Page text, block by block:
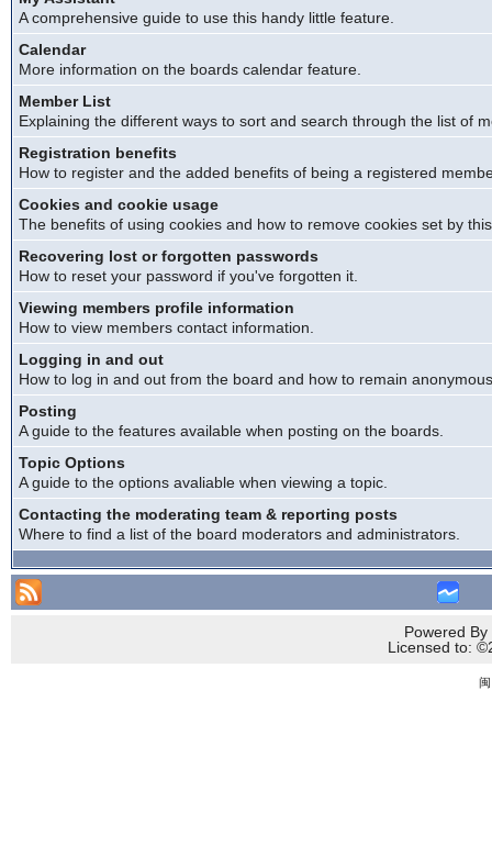
A comprehensive guide to use this handy little feature.
Calendar
More information on the boards calendar feature.
Member List
Explaining the different ways to sort and search through the list of
Registration benefits
How to register and the added benefits of being a registered
Cookies and cookie usage
The benefits of using cookies and how to remove cookies set by
Recovering lost or forgotten passwords
How to reset your password if you've forgotten it.
Viewing members profile information
How to view members contact information.
Logging in and out
How to log in and out from the board and how to remain
Posting
A guide to the features available when posting on the boards.
Topic Options
A guide to the options avaliable when viewing a topic.
Contacting the moderating team & reporting posts
Where to find a list of the board moderators and administrators.
Powered
Licensed to: